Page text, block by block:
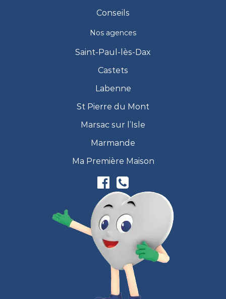
Conseils
Nos agences
Saint-Paul-lès-Dax
Castets
Labenne
St Pierre du Mont
Marsac sur l’Isle
Marmande
Ma Première Maison